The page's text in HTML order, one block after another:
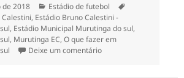
de 2018 Categorias
Estádio de futebol
, Estádio Bruno Calestini -
, Estádio Municipal Murutinga do sul,
, Murutinga EC, O que fazer em
Deixe um comentárioem Rolê 2018 pelo